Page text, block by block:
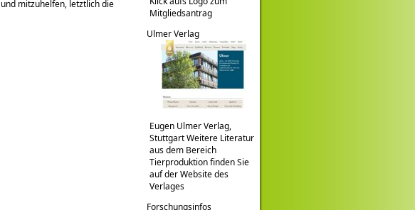
mitzuhelfen, letztlich die
Mitgliedsantrag
Ulmer Verlag
Eugen Ulmer Verlag,
Stuttgart Weitere Literatur
aus dem Bereich
Tierproduktion finden Sie
auf der Website des
Verlages
Forschungsinfos